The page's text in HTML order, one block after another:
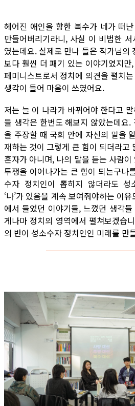
헤어진 애인을 향한 복수가 네가 떠
만들어버리기라니, 사실 이 비범한
였는데요. 실제로 만나 들은 작가님의
보다 훨씬 더 패기 있는 이야기였지
페미니스트로서 정치에 의견을 펼치
생각이 들어 마음이 쓰였어요.
저는 늘 이 나라가 바뀌어야 한다고
들 생각은 한번도 해보지 않았는데요.
을 주장할 때 국회 안에 자신의 말을
재하는 것이 그렇게 큰 힘이 되더라고
혼자가 아니며, 나의 말을 듣는 사람
투쟁을 이어나가는 큰 힘이 되는구나
수자 정치인이 뽑히지 않더라도 성
‘나’가 있음을 계속 보여줘야하는 이
에서 들었던 이야기들, 느꼈던 생각
게나마 정치의 영역에서 펼쳐보겠습
의 반이 성소수자 정치인인 미래를 만